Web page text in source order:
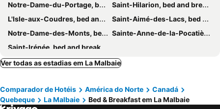
Notre-Dame-du-Portage, bed and breakfasts
Saint-Hilarion, bed and breakfasts
L'Isle-aux-Coudres, bed and breakfasts
Saint-Aimé-des-Lacs, bed and breakfasts
Notre-Dame-des-Monts, bed and breakfasts
Sainte-Anne-de-la-Pocatière, bed and breakfasts
Saint-Irénée, bed and breakfasts
Ver todas as estadias em La Malbaie
Comparador de Hotéis América do Norte
Canadá
Quebeque
La Malbaie Bed & Breakfast em La Malbaie